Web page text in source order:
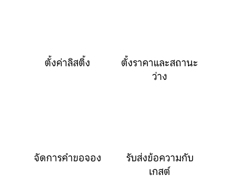
ตั้งค่าลิสติ้ง
ตั้งราคาและสถานะ
ว่าง
จัดการคำขอจอง
รับส่งข้อความกับ
เกสต์